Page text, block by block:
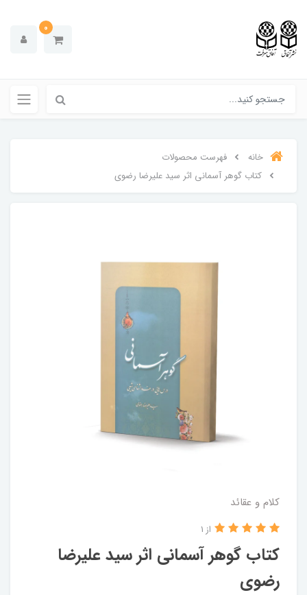
0
خانه
فهرست محصولات
کتاب گوهر آسمانی اثر سید علیرضا رضوی
کلام و عقائد
کتاب گوهر آسمانی اثر سید علیرضا
رضوی
از 1